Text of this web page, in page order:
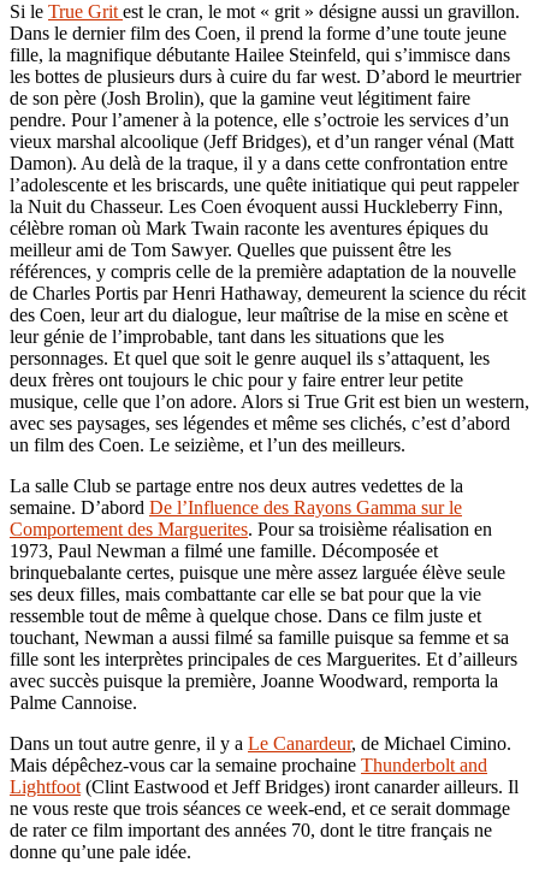
Si le True Grit est le cran, le mot « grit » désigne aussi un gravillon.
Dans le dernier film des Coen, il prend la forme d’une toute jeune
fille, la magnifique débutante Hailee Steinfeld, qui s’immisce dans
les bottes de plusieurs durs à cuire du far west. D’abord le meurtrier
de son père (Josh Brolin), que la gamine veut légitiment faire
pendre. Pour l’amener à la potence, elle s’octroie les services d’un
vieux marshal alcoolique (Jeff Bridges), et d’un ranger vénal (Matt
Damon). Au delà de la traque, il y a dans cette confrontation entre
l’adolescente et les briscards, une quête initiatique qui peut rappeler
la Nuit du Chasseur. Les Coen évoquent aussi Huckleberry Finn,
célèbre roman où Mark Twain raconte les aventures épiques du
meilleur ami de Tom Sawyer. Quelles que puissent être les
références, y compris celle de la première adaptation de la nouvelle
de Charles Portis par Henri Hathaway, demeurent la science du récit
des Coen, leur art du dialogue, leur maîtrise de la mise en scène et
leur génie de l’improbable, tant dans les situations que les
personnages. Et quel que soit le genre auquel ils s’attaquent, les
deux frères ont toujours le chic pour y faire entrer leur petite
musique, celle que l’on adore. Alors si True Grit est bien un western,
avec ses paysages, ses légendes et même ses clichés, c’est d’abord
un film des Coen. Le seizième, et l’un des meilleurs.
La salle Club se partage entre nos deux autres vedettes de la
semaine. D’abord De l’Influence des Rayons Gamma sur le
Comportement des Marguerites. Pour sa troisième réalisation en
1973, Paul Newman a filmé une famille. Décomposée et
brinquebalante certes, puisque une mère assez larguée élève seule
ses deux filles, mais combattante car elle se bat pour que la vie
ressemble tout de même à quelque chose. Dans ce film juste et
touchant, Newman a aussi filmé sa famille puisque sa femme et sa
fille sont les interprètes principales de ces Marguerites. Et d’ailleurs
avec succès puisque la première, Joanne Woodward, remporta la
Palme Cannoise.
Dans un tout autre genre, il y a Le Canardeur, de Michael Cimino.
Mais dépêchez-vous car la semaine prochaine Thunderbolt and
Lightfoot (Clint Eastwood et Jeff Bridges) iront canarder ailleurs. Il
ne vous reste que trois séances ce week-end, et ce serait dommage
de rater ce film important des années 70, dont le titre français ne
donne qu’une pale idée.